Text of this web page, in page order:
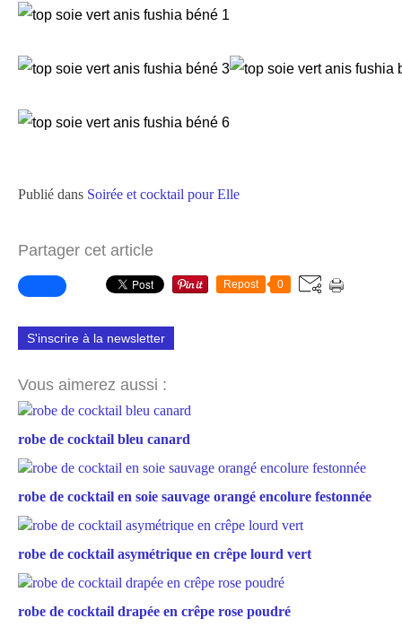
Publié dans Soirée et cocktail pour Elle
Partager cet article
Repost 0
S'inscrire à la newsletter
Vous aimerez aussi :
robe de cocktail bleu canard
robe de cocktail en soie sauvage orangé encolure festonnée
robe de cocktail asymétrique en crêpe lourd vert
robe de cocktail drapée en crêpe rose poudré